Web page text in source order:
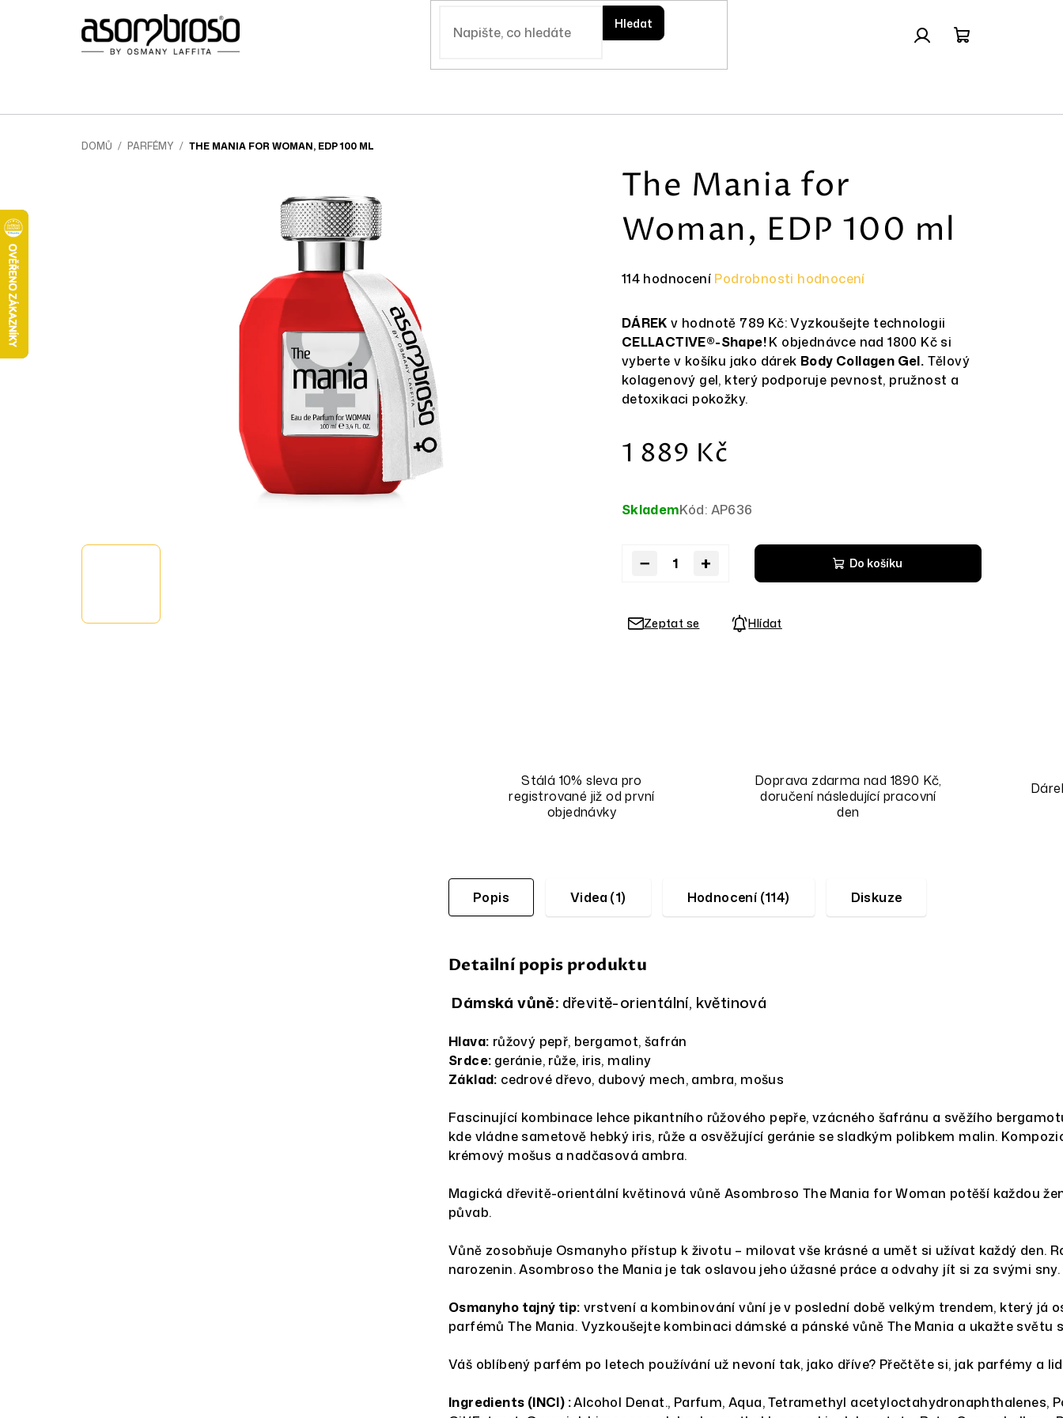
Hledat
DOMŮ / PARFÉMY / THE MANIA FOR WOMAN, EDP 100 ML
The Mania for
Woman, EDP 100 ml
Průměrné
produktu
je
4,9
z
5
114 hodnocení Podrobnosti hodnocení
DÁREK v hodnotě 789 Kč: Vyzkoušejte technologii
CELLACTIVE®-Shape!K objednávce nad 1800 Kč si
vyberte v košíku jako dárek Body Collagen Gel. Tělový
kolagenový gel, který podporuje pevnost, pružnost a
detoxikaci pokožky.
1 889 Kč
SklademKód: AP636
+
− Do košíku
Zeptat se Hlídat
Stálá 10% sleva pro
registrované již od první
objednávky
Doprava zdarma nad 1890 Kč,
doručení následující pracovní
den
Popis Videa (1) Hodnocení (114) Diskuze
Detailní popis produktu
Dámská vůně: dřevitě-orientální, květinová
Hlava: růžový pepř, bergamot, šafrán
Srdce: geránie, růže, iris, maliny
Základ: cedrové dřevo, dubový mech, ambra, mošus
Fascinující kombinace lehce pikantního růžového pepře, vzácného šafránu a svěžího
kde vládne sametově hebký iris, růže a osvěžující geránie se sladkým polibkem malin.
krémový mošus a nadčasová ambra.
Magická dřevitě-orientální květinová vůně Asombroso The Mania for Woman potěší každou
půvab.
Vůně zosobňuje Osmanyho přístup k životu – milovat vše krásné a umět si užívat každý den.
narozenin. Asombroso the Mania je tak oslavou jeho úžasné práce a odvahy jít si za svými sny.
Osmanyho tajný tip: vrstvení a kombinování vůní je v poslední době velkým trendem, který já
parfémů The Mania. Vyzkoušejte kombinaci dámské a pánské vůně The Mania a ukažte světu
Váš oblíbený parfém po letech používání už nevoní tak, jako dříve? Přečtěte si, jak parfémy a
Ingredients (INCI) :Alcohol Denat., Parfum, Aqua, Tetramethyl acetyloctahydronaphthalenes,